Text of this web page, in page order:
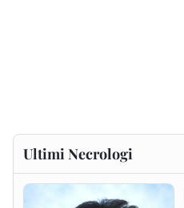
Francesca Anna Pirina
ved. Pileri